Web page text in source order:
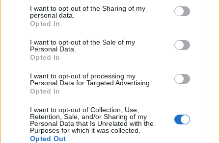
I want to opt-out of the Sharing of my
personal data.
Opted In
I want to opt-out of the Sale of my
Personal Data.
Opted In
I want to opt-out of processing my
Personal Data for Targeted Advertising.
Opted In
I want to opt-out of Collection, Use,
Retention, Sale, and/or Sharing of my
Personal Data that Is Unrelated with the
Purposes for which it was collected.
Opted Out